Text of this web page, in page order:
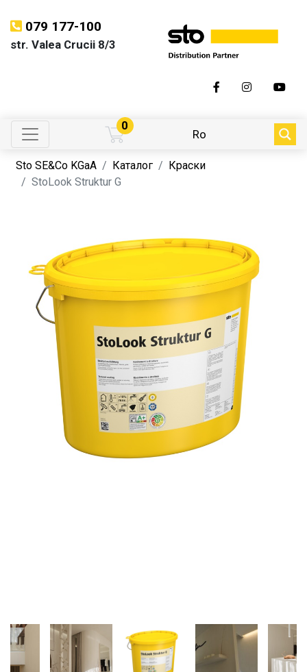
079 177-100
str. Valea Crucii 8/3
0
Ro
Sto SE&Co KGaA Каталог
Краски
StoLook Struktur G